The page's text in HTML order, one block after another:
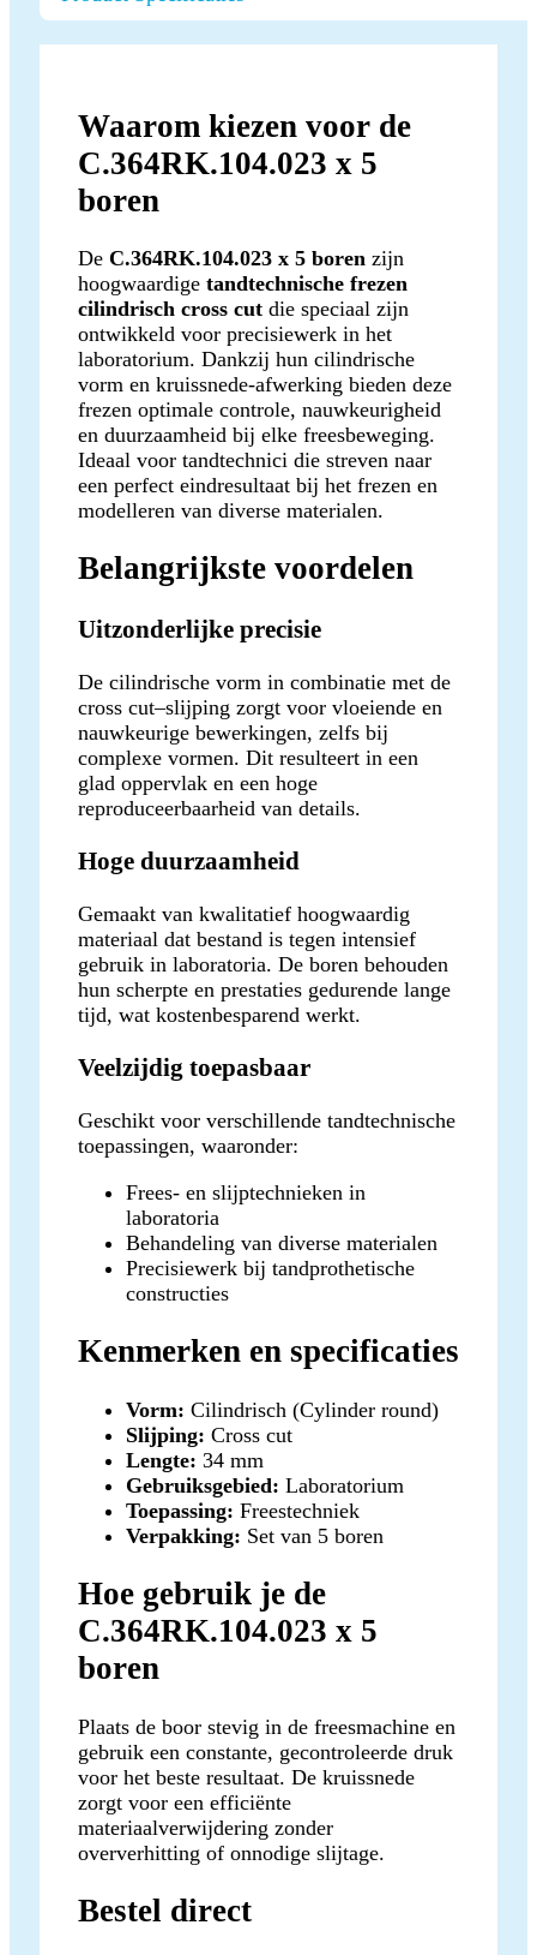
Waarom kiezen voor de
C.364RK.104.023 x 5
boren
De C.364RK.104.023 x 5 boren zijn
hoogwaardige tandtechnische frezen
cilindrisch cross cut die speciaal zijn
ontwikkeld voor precisiewerk in het
laboratorium. Dankzij hun cilindrische
vorm en kruissnede-afwerking bieden deze
frezen optimale controle, nauwkeurigheid
en duurzaamheid bij elke freesbeweging.
Ideaal voor tandtechnici die streven naar
een perfect eindresultaat bij het frezen en
modelleren van diverse materialen.
Belangrijkste voordelen
Uitzonderlijke precisie
De cilindrische vorm in combinatie met de
cross cut–slijping zorgt voor vloeiende en
nauwkeurige bewerkingen, zelfs bij
complexe vormen. Dit resulteert in een
glad oppervlak en een hoge
reproduceerbaarheid van details.
Hoge duurzaamheid
Gemaakt van kwalitatief hoogwaardig
materiaal dat bestand is tegen intensief
gebruik in laboratoria. De boren behouden
hun scherpte en prestaties gedurende lange
tijd, wat kostenbesparend werkt.
Veelzijdig toepasbaar
Geschikt voor verschillende tandtechnische
toepassingen, waaronder:
Frees- en slijptechnieken in
laboratoria
Behandeling van diverse materialen
Precisiewerk bij tandprothetische
constructies
Kenmerken en specificaties
Vorm: Cilindrisch (Cylinder round)
Slijping: Cross cut
Lengte: 34 mm
Gebruiksgebied: Laboratorium
Toepassing: Freestechniek
Verpakking: Set van 5 boren
Hoe gebruik je de
C.364RK.104.023 x 5
boren
Plaats de boor stevig in de freesmachine en
gebruik een constante, gecontroleerde druk
voor het beste resultaat. De kruissnede
zorgt voor een efficiënte
materiaalverwijdering zonder
oververhitting of onnodige slijtage.
Bestel direct